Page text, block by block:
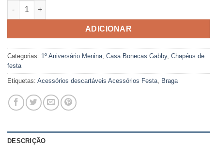
Quantidade de Chapéus Gabby´s
ADICIONAR
Categorias: 1º Aniversário Menina Casa Bonecas Gabby, Chapéus de
festa
Etiquetas: Acessórios descartáveis Acessórios Festa Braga
DESCRIÇÃO